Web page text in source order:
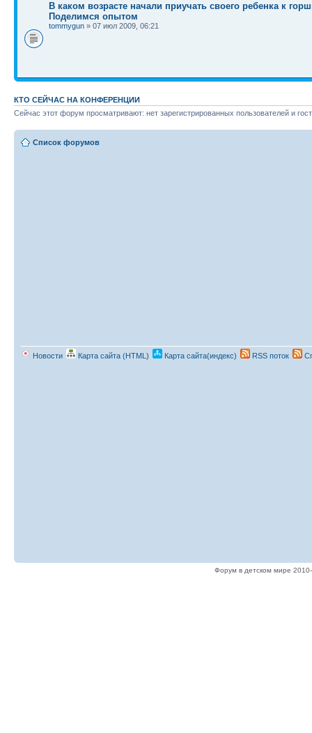
В каком возрасте начали приучать своего ребенка к
Поделимся опытом
tommygun » 07 июл 2009, 06:21
КТО СЕЙЧАС НА КОНФЕРЕНЦИИ
Сейчас этот форум просматривают: нет зарегистрированных пользователей и
Список форумов
Новости Карта сайта (HTML) Карта сайта(индекс) RSS поток
Форум в детском мире